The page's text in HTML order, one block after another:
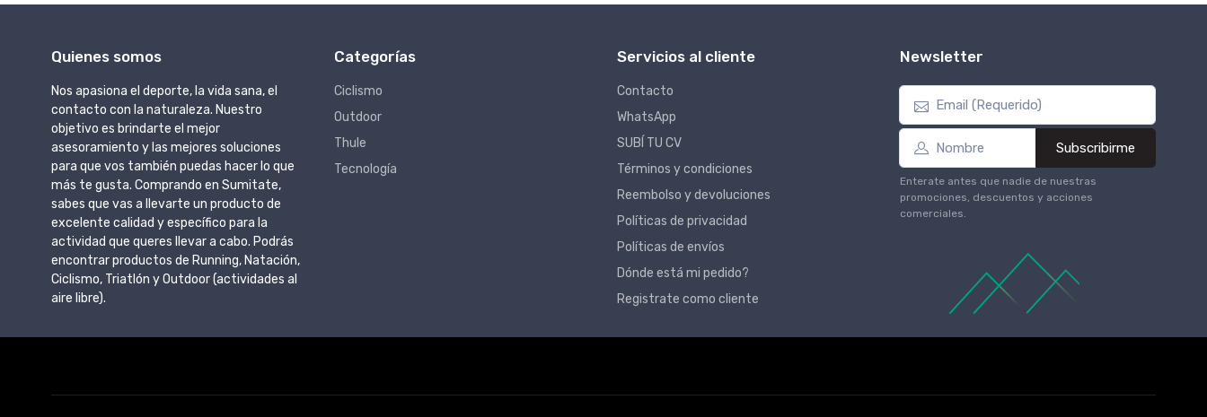
Quienes somos
Nos apasiona el deporte, la vida sana, el
contacto con la naturaleza. Nuestro
objetivo es brindarte el mejor
asesoramiento y las mejores soluciones
para que vos también puedas hacer lo que
más te gusta. Comprando en Sumitate,
sabes que vas a llevarte un producto de
excelente calidad y específico para la
actividad que queres llevar a cabo. Podrás
encontrar productos de Running, Natación,
Ciclismo, Triatlón y Outdoor (actividades al
aire libre).
Categorías
Ciclismo
Outdoor
Thule
Tecnología
Servicios al cliente
Contacto
WhatsApp
SUBÍ TU CV
Términos y condiciones
Reembolso y devoluciones
Políticas de privacidad
Políticas de envíos
Dónde está mi pedido?
Registrate como cliente
Newsletter
Subscribirme
Enterate antes que nadie de nuestras
promociones, descuentos y acciones
comerciales.